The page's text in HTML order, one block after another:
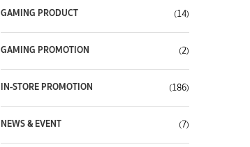
GAMING PRODUCT (14)
GAMING PROMOTION (2)
IN-STORE PROMOTION (186)
NEWS & EVENT (7)